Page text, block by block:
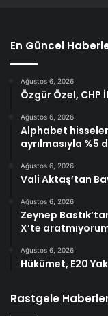
En Güncel
Ağustos 6, 2026
Özgür Özel, CHP
Ağustos 6, 2026
Alphabet
ayrılmasıyla %5
Ağustos 6, 2026
Vali Aktaş’tan
Ağustos 6, 2026
Zeynep
X’te
Ağustos 6, 2026
Hükümet, E20
Rastgele